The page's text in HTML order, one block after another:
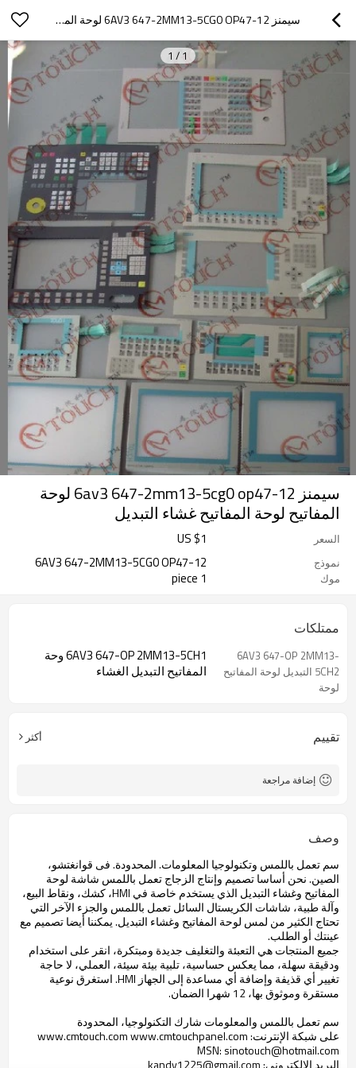
سيمنز 6AV3 647-2MM13-5CG0 OP47-12 لوحة المفاتيح لوحة المفاتيح غشاء التبديل
1
/
1
سيمنز 6av3 647-2mm13-5cg0 op47-12 لوحة
المفاتيح لوحة المفاتيح غشاء التبديل
السعر US $1
نموذج 6AV3 647-2MM13-5CG0 OP47-12
موك 1 piece
ممتلكات
6AV3 647-OP 2MM13-
5CH2 التبديل لوحة المفاتيح
لوحة
6AV3 647-OP 2MM13-5CH1 وحة
المفاتيح التبديل الغشاء
تقييم أكثر
إضافة مراجعة
وصف
سمتعمل باللمس وتكنولوجيا المعلومات.المحدودة.فى قوانغتشو،
الصين.نحن أساسا تصميم وإنتاج الزجاجتعمل باللمس شاشة لوحة
المفاتيح وغشاء التبديل الذي يستخدم خاصة في HMI،كشك، ونقاط البيع،
وآلةطبية، شاشات الكريستال السائلتعمل باللمس والجزء الآخر التي
تحتاج الكثير من لمس لوحة المفاتيح وغشاء التبديل.يمكننا أيضا تصميم مع
عينتك أو الطلب.
جميعالمنتجات هي التعبئة والتغليف جديدة ومبتكرة، انقر على استخدام
ودقيقة سهلة، مما يعكس حساسية،تلبية بيئة سيئة، العملي، لا حاجة
تغيير أي قذيفة وإضافة أي مساعدة إلى الجهاز HMI
.استغرقنوعية
مستقرة وموثوق بها،12 شهرا
الضمان.
سمتعمل باللمس والمعلومات شارك التكنولوجيا، المحدودة
على شبكة الإنترنت:
www.cmtouch.com www.cmtouchpanel.com
MSN: sinotouch@hotmail.com
البريد الإلكتروني:kandy1225@gmail.com